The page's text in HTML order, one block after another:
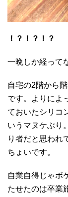
！？！？！？
一晩しか経って
自宅の2階から
です。よりによ
ておいたシリコ
いうマヌケぶり
り者だと思われ
ちょいです。
自業自得じゃボ
たせたのは卒業